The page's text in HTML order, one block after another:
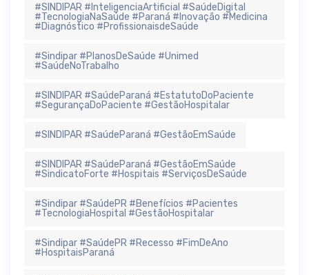
#SINDIPAR #InteligenciaArtificial #SaúdeDigital
#TecnologiaNaSaúde #Paraná #Inovação #Medicina
#Diagnóstico #ProfissionaisdeSaúde
#Sindipar #PlanosDeSaúde #Unimed
#SaúdeNoTrabalho
#SINDIPAR #SaúdeParaná #EstatutoDoPaciente
#SegurançaDoPaciente #GestãoHospitalar
#SINDIPAR #SaúdeParaná #GestãoEmSaúde
#SINDIPAR #SaúdeParaná #GestãoEmSaúde
#SindicatoForte #Hospitais #ServiçosDeSaúde
#Sindipar #SaúdePR #Benefícios #Pacientes
#TecnologiaHospital #GestãoHospitalar
#Sindipar #SaúdePR #Recesso #FimDeAno
#HospitaisParaná